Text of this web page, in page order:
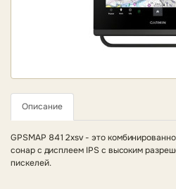
Описание
GPSMAP 8412xsv - это
сонар с дисплеем IPS с высоким
пискелей.